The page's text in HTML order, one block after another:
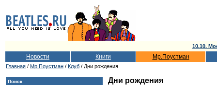
10.10.
Новости Книги Мр.Поустман
Главная / Мр.Поустман / Клуб / Дни рождения
Поиск Дни рождения